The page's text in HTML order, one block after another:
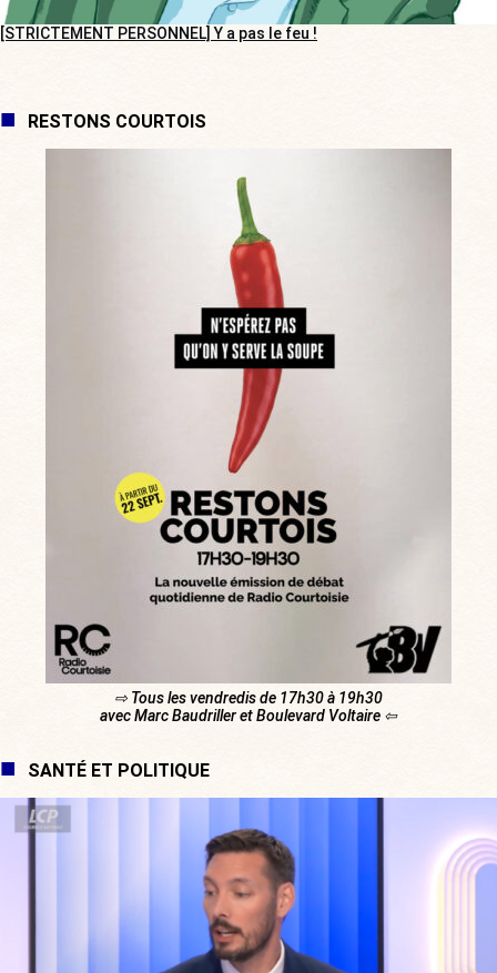
[STRICTEMENT PERSONNEL] Y a pas le feu !
RESTONS COURTOIS
⇨ Tous les vendredis de 17h30 à 19h30
avec Marc Baudriller et Boulevard Voltaire ⇦
SANTÉ ET POLITIQUE